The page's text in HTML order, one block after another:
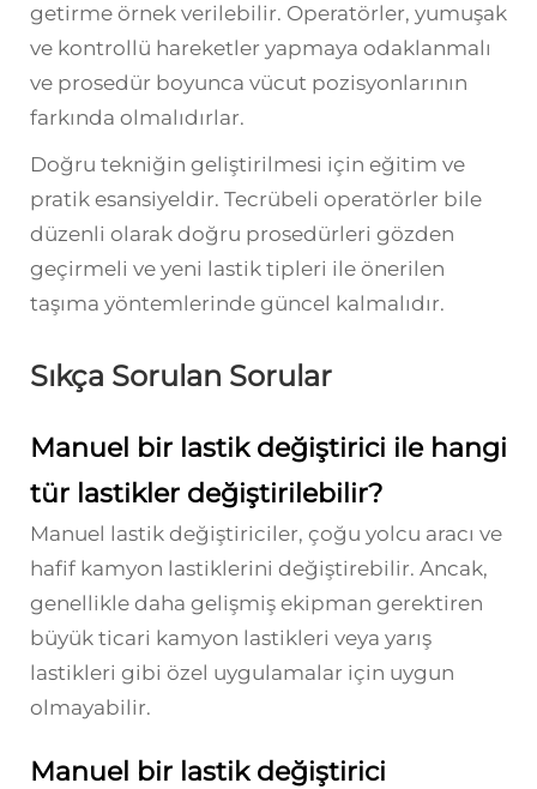
getirme örnek verilebilir. Operatörler, yumuşak
ve kontrollü hareketler yapmaya odaklanmalı
ve prosedür boyunca vücut pozisyonlarının
farkında olmalıdırlar.
Doğru tekniğin geliştirilmesi için eğitim ve
pratik esansiyeldir. Tecrübeli operatörler bile
düzenli olarak doğru prosedürleri gözden
geçirmeli ve yeni lastik tipleri ile önerilen
taşıma yöntemlerinde güncel kalmalıdır.
Sıkça Sorulan Sorular
Manuel bir lastik değiştirici ile hangi
tür lastikler değiştirilebilir?
Manuel lastik değiştiriciler, çoğu yolcu aracı ve
hafif kamyon lastiklerini değiştirebilir. Ancak,
genellikle daha gelişmiş ekipman gerektiren
büyük ticari kamyon lastikleri veya yarış
lastikleri gibi özel uygulamalar için uygun
olmayabilir.
Manuel bir lastik değiştirici